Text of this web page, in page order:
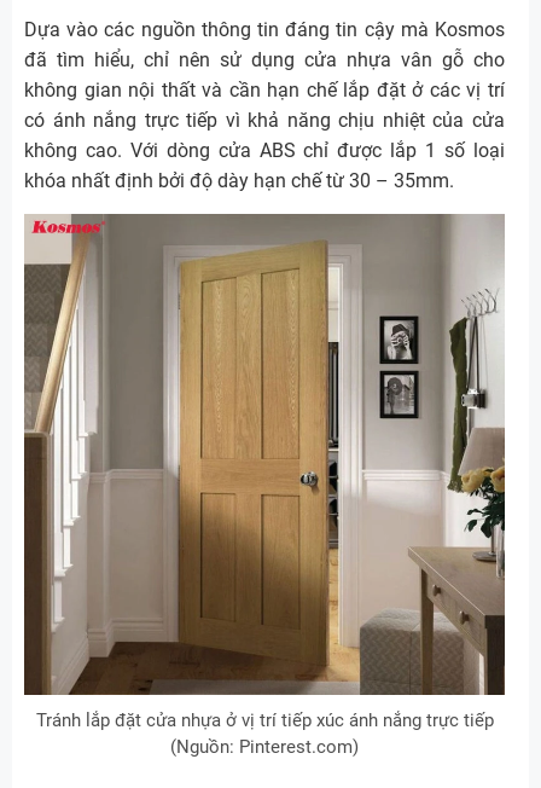
Dựa vào các nguồn thông tin đáng tin cậy mà Kosmos
đã tìm hiểu, chỉ nên sử dụng cửa nhựa vân gỗ cho
không gian nội thất và cần hạn chế lắp đặt ở các vị trí
có ánh nắng trực tiếp vì khả năng chịu nhiệt của cửa
không cao. Với dòng cửa ABS chỉ được lắp 1 số loại
khóa nhất định bởi độ dày hạn chế từ 30 – 35mm.
Tránh lắp đặt cửa nhựa ở vị trí tiếp xúc ánh nắng trực tiếp
(Nguồn: Pinterest.com)